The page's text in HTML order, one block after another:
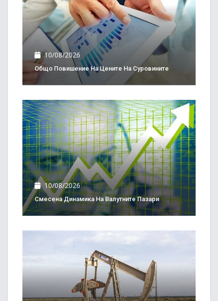
10/08/2026
Общо Повишение На Цените На Суровините
10/08/2026
Смесена Динамика На Валутните Пазари